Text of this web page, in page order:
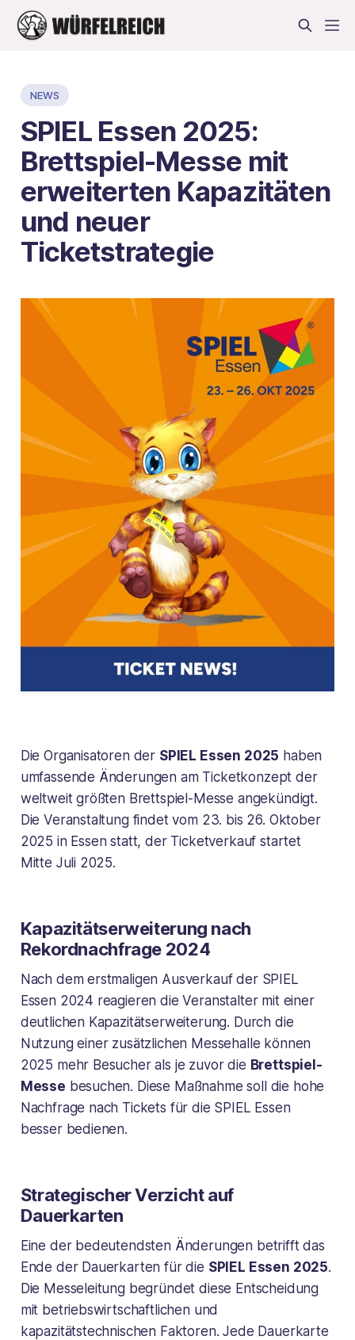
NEWS
SPIEL Essen 2025:
Brettspiel-Messe mit
erweiterten Kapazitäten
und neuer
Ticketstrategie
Die Organisatoren der SPIEL Essen 2025 haben
umfassende Änderungen am Ticketkonzept der
weltweit größten Brettspiel-Messe angekündigt.
Die Veranstaltung findet vom 23. bis 26. Oktober
2025 in Essen statt, der Ticketverkauf startet
Mitte Juli 2025.
Kapazitätserweiterung nach
Rekordnachfrage 2024
Nach dem erstmaligen Ausverkauf der SPIEL
Essen 2024 reagieren die Veranstalter mit einer
deutlichen Kapazitätserweiterung. Durch die
Nutzung einer zusätzlichen Messehalle können
2025 mehr Besucher als je zuvor die Brettspiel-
Messe besuchen. Diese Maßnahme soll die hohe
Nachfrage nach Tickets für die SPIEL Essen
besser bedienen.
Strategischer Verzicht auf
Dauerkarten
Eine der bedeutendsten Änderungen betrifft das
Ende der Dauerkarten für die SPIEL Essen 2025.
Die Messeleitung begründet diese Entscheidung
mit betriebswirtschaftlichen und
kapazitätstechnischen Faktoren. Jede Dauerkarte